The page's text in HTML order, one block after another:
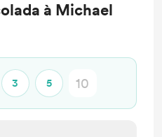
à Michael
3 5